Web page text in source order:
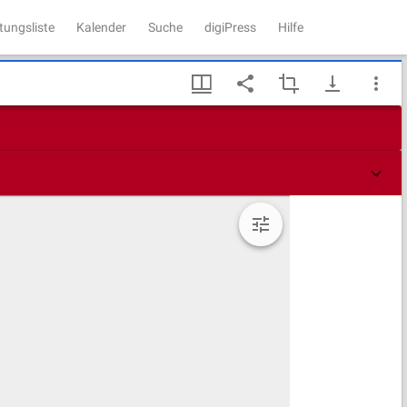
Kalender Suche digiPress Hilfe